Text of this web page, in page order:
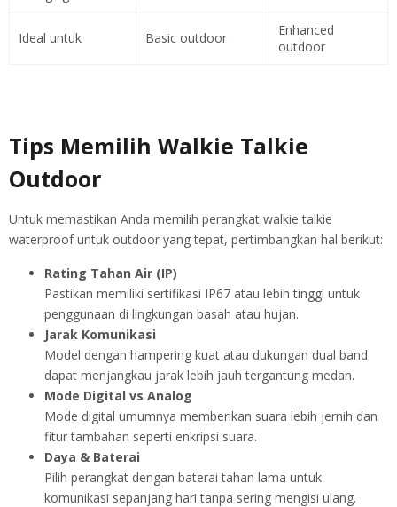
Ideal untuk Basic outdoor
Enhanced
outdoor
Tips Memilih Walkie Talkie
Outdoor
Untuk memastikan Anda memilih perangkat walkie talkie
waterproof untuk outdoor yang tepat, pertimbangkan hal berikut:
Rating Tahan Air (IP)
Pastikan memiliki sertifikasi IP67 atau lebih tinggi untuk
penggunaan di lingkungan basah atau hujan.
Jarak Komunikasi
Model dengan hampering kuat atau dukungan dual band
dapat menjangkau jarak lebih jauh tergantung medan.
Mode Digital vs Analog
Mode digital umumnya memberikan suara lebih jernih dan
fitur tambahan seperti enkripsi suara.
Daya & Baterai
Pilih perangkat dengan baterai tahan lama untuk
komunikasi sepanjang hari tanpa sering mengisi ulang.